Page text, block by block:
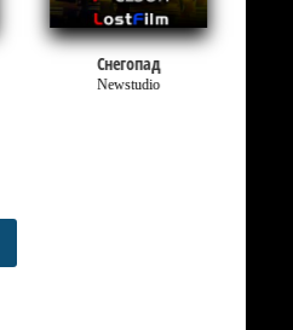
Снегопад
Newstudio